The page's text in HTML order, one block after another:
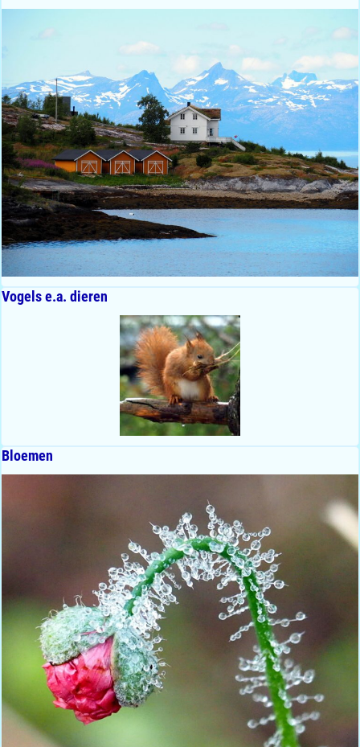
Vogels e.a. dieren
Bloemen